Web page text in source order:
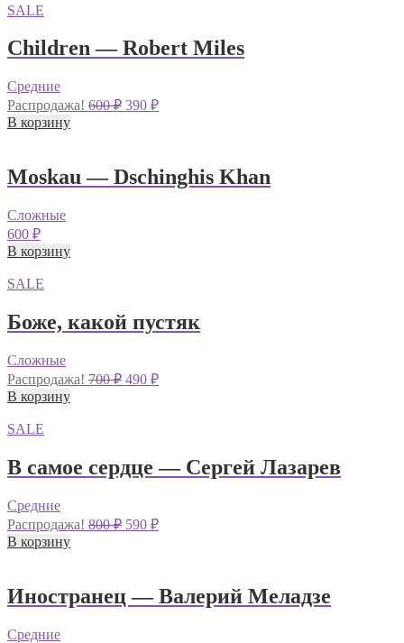
SALE
Children — Robert Miles
Средние
Распродажа! 600₽ Первоначальная
390 ₽Текущая
В корзину
Moskau — Dschinghis Khan
Сложные
600 ₽
В корзину
SALE
Боже, какой пустяк
Сложные
Распродажа! 700₽ Первоначальная
490 ₽Текущая
В корзину
SALE
В самое сердце — Сергей Лазарев
Средние
Распродажа! 800₽ Первоначальная
590 ₽Текущая
В корзину
Иностранец — Валерий Меладзе
Средние